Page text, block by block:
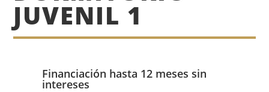
JUVENIL 1
Financiación hasta 12 meses sin
intereses